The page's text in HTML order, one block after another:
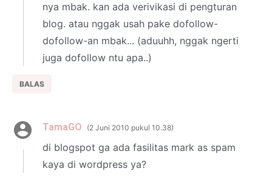
nya mbak. kan ada verivikasi di pengturan
blog. atau nggak usah pake dofollow-
dofollow-an mbak... (aduuhh, nggak ngerti
juga dofollow ntu apa..)
BALAS
TamaGO 2 Juni 2010 pukul 10.38
di blogspot ga ada fasilitas mark as spam
kaya di wordpress ya?